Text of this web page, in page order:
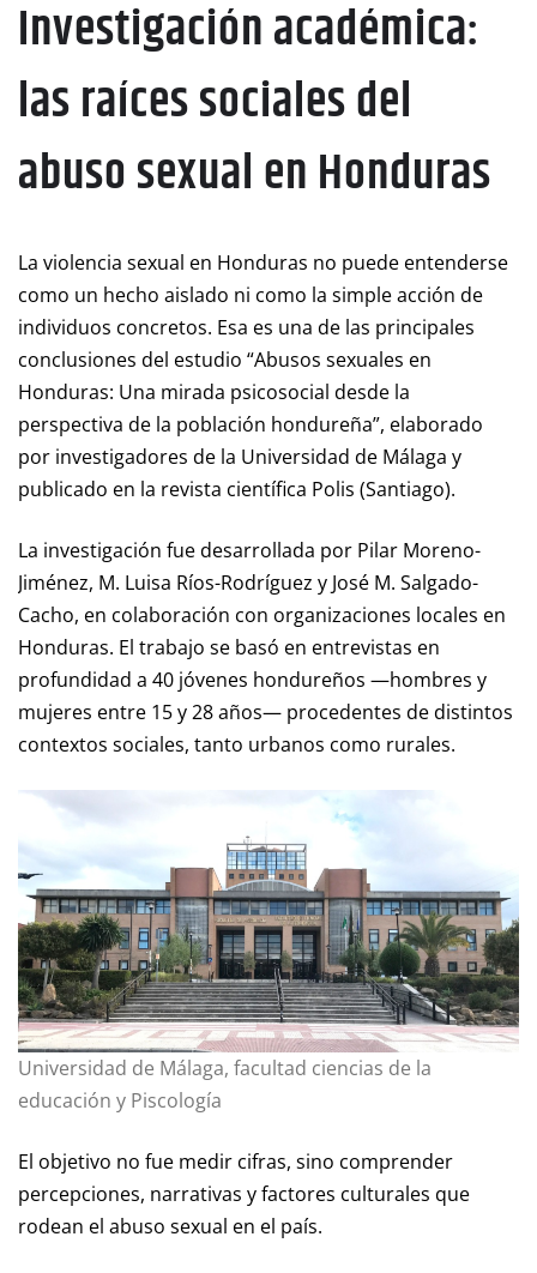
Investigación académica:
las raíces sociales del
abuso sexual en Honduras
La violencia sexual en Honduras no puede entenderse
como un hecho aislado ni como la simple acción de
individuos concretos. Esa es una de las principales
conclusiones del estudio “Abusos sexuales en
Honduras: Una mirada psicosocial desde la
perspectiva de la población hondureña”, elaborado
por investigadores de la Universidad de Málaga y
publicado en la revista científica Polis (Santiago).
La investigación fue desarrollada por Pilar Moreno-
Jiménez, M. Luisa Ríos-Rodríguez y José M. Salgado-
Cacho, en colaboración con organizaciones locales en
Honduras. El trabajo se basó en entrevistas en
profundidad a 40 jóvenes hondureños —hombres y
mujeres entre 15 y 28 años— procedentes de distintos
contextos sociales, tanto urbanos como rurales.
Universidad de Málaga, facultad ciencias de la
educación y Piscología
El objetivo no fue medir cifras, sino comprender
percepciones, narrativas y factores culturales que
rodean el abuso sexual en el país.